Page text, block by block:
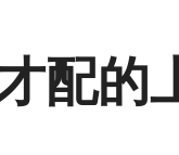
配的